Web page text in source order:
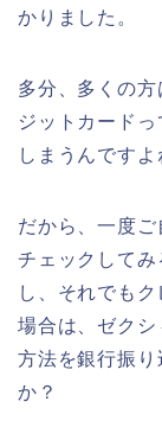
かりました。
多分、多くの
ジットカード
しまうんですよ
だから、一度
チェックしてみ
し、それでも
場合は、ゼク
方法を銀行振り
か？